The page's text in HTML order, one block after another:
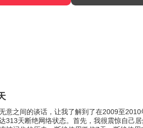
意之间的谈话，让我了解到了在2009至
313天断绝网络状态。首先，我很震惊自己